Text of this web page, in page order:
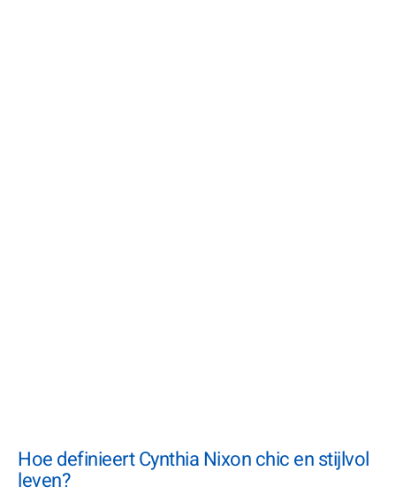
Hoe definieert Cynthia Nixon chic en stijlvol
leven?